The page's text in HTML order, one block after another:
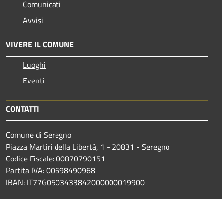
Comunicati
Avvisi
VIVERE IL COMUNE
Luoghi
Eventi
CONTATTI
Comune di Seregno
Piazza Martiri della Libertà, 1 - 20831 - Seregno
Codice Fiscale: 00870790151
Partita IVA: 00698490968
IBAN: IT77G0503433842000000019900